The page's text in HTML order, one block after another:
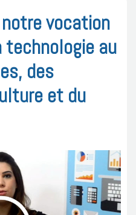
vocation
au
des
et du